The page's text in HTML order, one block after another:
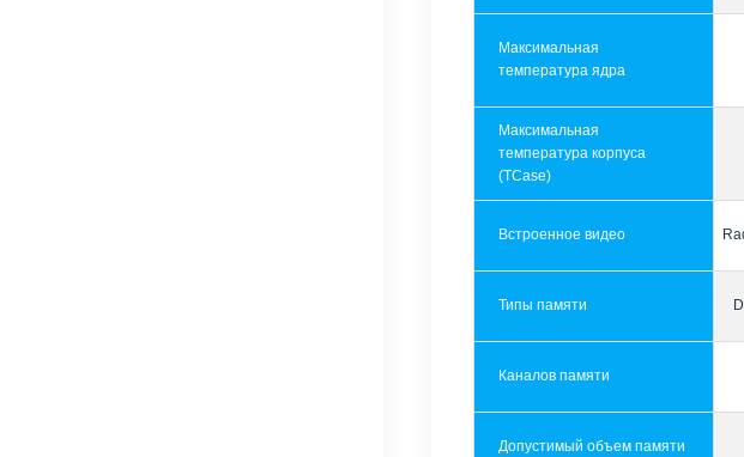
Максимальная
температура ядра
Максимальная
температура корпуса
(TCase)
Встроенное видео
Типы памяти
Каналов памяти
Допустимый объем памяти